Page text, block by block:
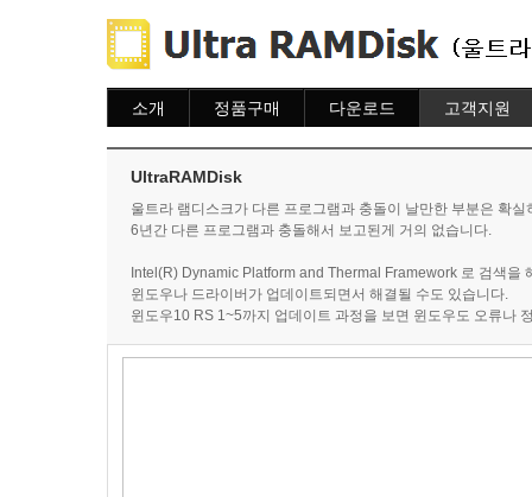
소개 정품구매
이용안내
다운로드 고객지원
UltraRAMDisk
울트라 램디스크가 다른 프로그램과 충돌이 날만한 부분은 확실
6년간 다른 프로그램과 충돌해서 보고된게 거의 없습니다.
Intel(R) Dynamic Platform and Thermal Framework 로 검색을
윈도우나 드라이버가 업데이트되면서 해결될 수도 있습니다.
윈도우10 RS 1~5까지 업데이트 과정을 보면 윈도우도 오류나